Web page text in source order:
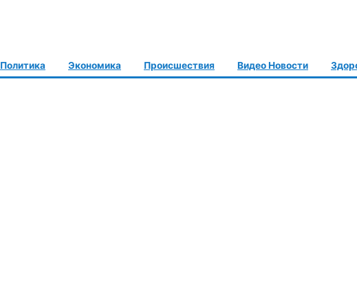
Политика Экономика Происшествия Видео Новости